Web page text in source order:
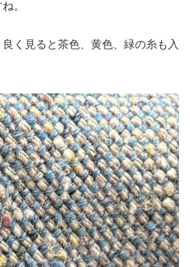
。
く見ると茶色、黄色、緑の糸も入